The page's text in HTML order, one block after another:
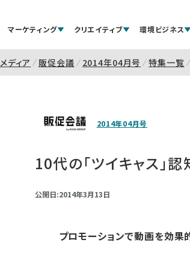
マーケティング クリエイティブ 環境ビジネス
メディア 販促会議 2014年04月号 特集一覧
2014年04月号
10代の「ツイキャス」
公開日:2014年3月13日
プロモーションで動画を効果